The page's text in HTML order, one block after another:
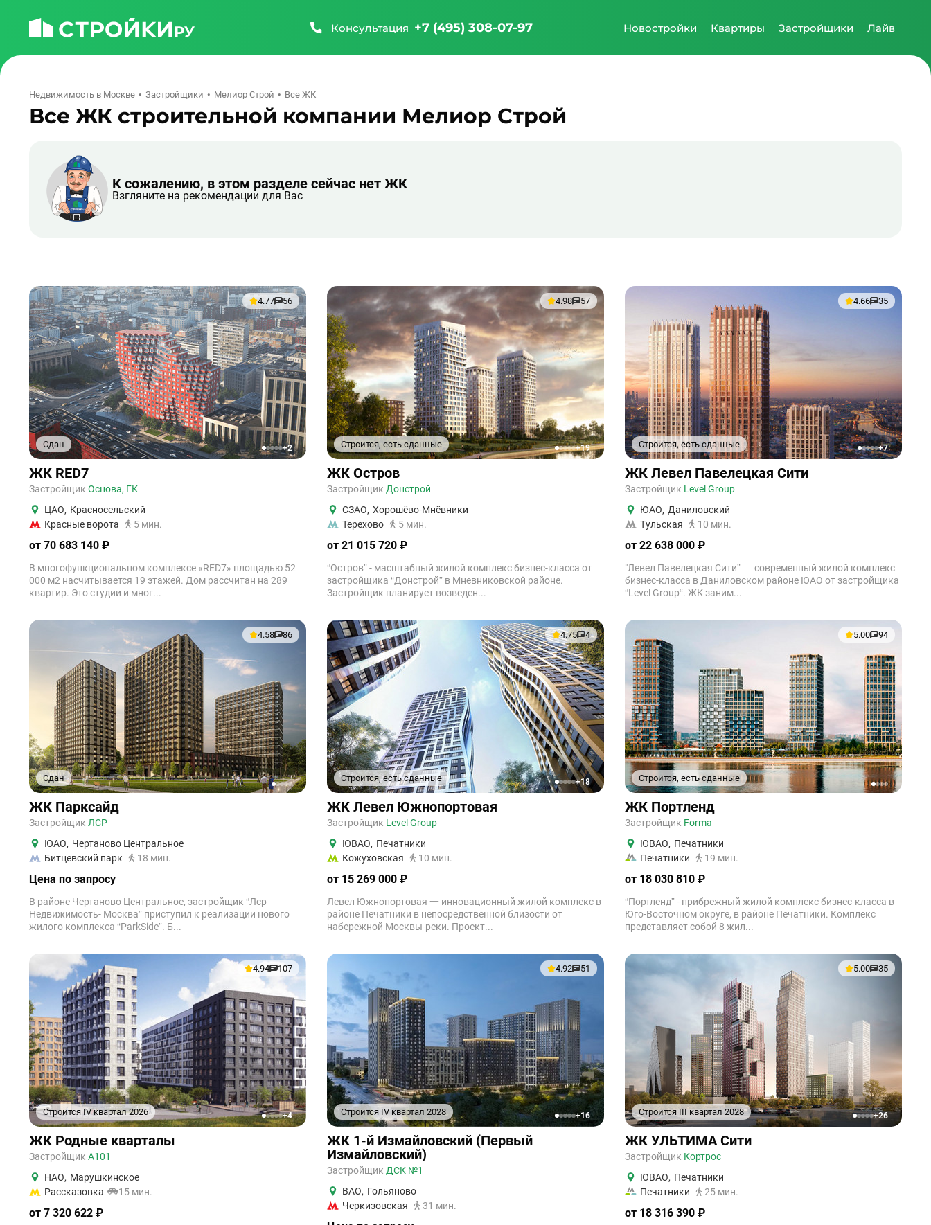
Консультация +7 (495) 308-07-97 Новостройки Квартиры Застройщики Лайв
Недвижимость в Москве Застройщики Мелиор Строй Все ЖК
Все ЖК строительной компании Мелиор Строй
К сожалению, в этом разделе сейчас нет ЖК
Взгляните на рекомендации для Вас
Сдан
4.77 56
12345+2
ЖК RED7
Застройщик Основа, ГК
ЦАО, Красносельский
Красные ворота
5 мин.
от 70 683 140 ₽
В многофункциональном комплексе «RED7» площадью 52
000 м2 насчитывается 19 этажей. Дом рассчитан на 289
квартир. Это студии и мног...
Строится, есть сданные
4.98 57
12345+19
ЖК Остров
Застройщик Донстрой
СЗАО, Хорошёво-Мнёвники
Терехово
5 мин.
от 21 015 720 ₽
“Остров” - масштабный жилой комплекс бизнес-класса от
застройщика “Донстрой” в Мневниковской районе.
Застройщик планирует возведен...
Строится, есть сданные
4.66 35
12345+7
ЖК Левел Павелецкая Сити
Застройщик Level Group
ЮАО, Даниловский
Тульская
10 мин.
от 22 638 000 ₽
"Левел Павелецкая Сити” — современный жилой комплекс
бизнес-класса в Даниловском районе ЮАО от застройщика
“Level Group“. ЖК заним...
Сдан
4.58 86
12345
ЖК Парксайд
Застройщик ЛСР
ЮАО, Чертаново Центральное
Битцевский парк
18 мин.
Цена по запросу
В районе Чертаново Центральное, застройщик “Лср
Недвижимость- Москва” приступил к реализации нового
жилого комплекса “ParkSide”. Б...
Строится, есть сданные
4.75 4
12345+18
ЖК Левел Южнопортовая
Застройщик Level Group
ЮВАО, Печатники
Кожуховская
10 мин.
от 15 269 000 ₽
Левел Южнопортовая 一 инновационный жилой комплекс в
районе Печатники в непосредственной близости от
набережной Москвы-реки. Проект...
Строится, есть сданные
5.00 94
1234
ЖК Портленд
Застройщик Forma
ЮВАО, Печатники
Печатники
19 мин.
от 18 030 810 ₽
“Портленд” - прибрежный жилой комплекс бизнес-класса в
Юго-Восточном округе, в районе Печатники. Комплекс
представляет собой 8 жил...
Строится IV квартал 2026
4.94 107
12345+4
ЖК Родные кварталы
Застройщик А101
НАО, Марушкинское
Рассказовка
15 мин.
от 7 320 622 ₽
Строится IV квартал 2028
4.92 51
12345+16
ЖК 1-й Измайловский (Первый
Измайловский)
Застройщик ДСК №1
ВАО, Гольяново
Черкизовская
31 мин.
Строится III квартал 2028
5.00 35
12345+26
ЖК УЛЬТИМА Сити
Застройщик Кортрос
ЮВАО, Печатники
Печатники
25 мин.
от 18 316 390 ₽